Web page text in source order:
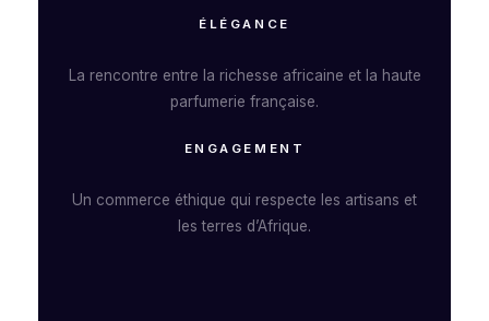
ÉLÉGANCE
La rencontre entre la richesse africaine et la haute
parfumerie française.
ENGAGEMENT
Un commerce éthique qui respecte les artisans et
les terres d’Afrique.